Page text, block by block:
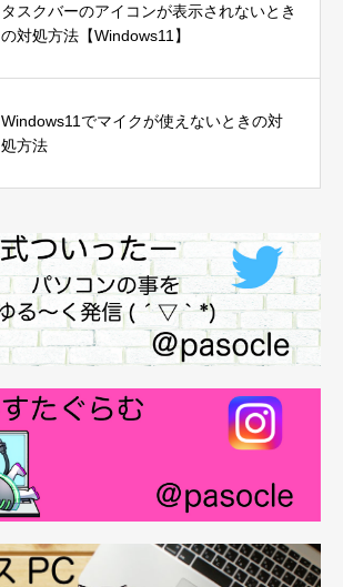
タスクバーのアイコンが表示されないとき
の対処方法【Windows11】
Windows11でマイクが使えないときの対
処方法